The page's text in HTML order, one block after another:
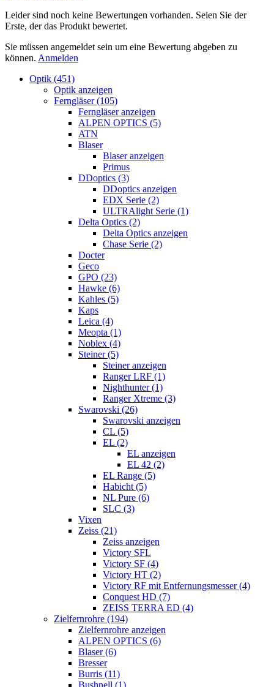
Leider sind noch keine Bewertungen vorhanden. Seien Sie der
Erste, der das Produkt bewertet.
Sie müssen angemeldet sein um eine Bewertung abgeben zu
können. Anmelden
Optik (451)
Optik anzeigen
Ferngläser (105)
Ferngläser anzeigen
ALPEN OPTICS (5)
ATN
Blaser
Blaser anzeigen
Primus
DDoptics (3)
DDoptics anzeigen
EDX Serie (2)
ULTRAlight Serie (1)
Delta Optics (2)
Delta Optics anzeigen
Chase Serie (2)
Docter
Geco
GPO (23)
Hawke (6)
Kahles (5)
Kaps
Leica (4)
Meopta (1)
Noblex (4)
Steiner (5)
Steiner anzeigen
Ranger LRF (1)
Nighthunter (1)
Ranger Xtreme (3)
Swarovski (26)
Swarovski anzeigen
CL (5)
EL (2)
EL anzeigen
EL 42 (2)
EL Range (5)
Habicht (5)
NL Pure (6)
SLC (3)
Vixen
Zeiss (21)
Zeiss anzeigen
Victory SFL
Victory SF (4)
Victory HT (2)
Victory RF mit Entfernungsmesser (4)
Conquest HD (7)
ZEISS TERRA ED (4)
Zielfernrohre (194)
Zielfernrohre anzeigen
ALPEN OPTICS (6)
Blaser (6)
Bresser
Burris (11)
Bushnell (1)